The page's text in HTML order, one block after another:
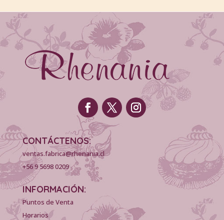
CONTÁCTENOS:
ventas.fabrica@rhenania.cl
+56 9 5698 0209
INFORMACIÓN:
Puntos de Venta
Horarios